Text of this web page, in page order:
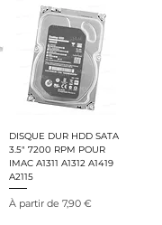
DISQUE DUR HDD SATA
3.5" 7200 RPM POUR
IMAC A1311 A1312 A1419
A2115
À partir de 7,90 €
Prix promotionnel